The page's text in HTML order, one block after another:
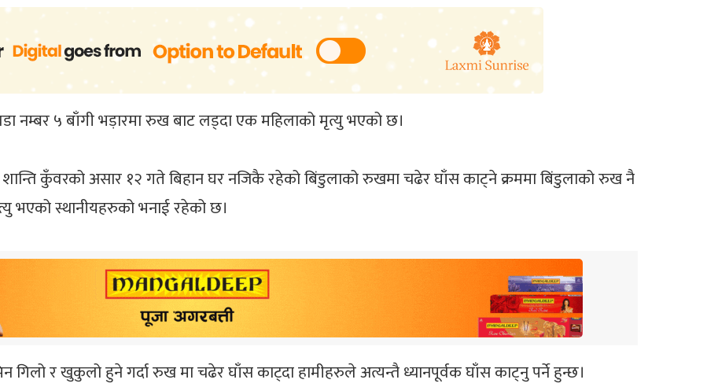
नम्बर ५ बाँगी भड़ारमा रुख बाट लड्दा एक महिलाको मृत्यु भएको छ।
शान्ति कुँवरको असार १२ गते बिहान घर नजिकै रहेको बिंडुलाको रुखमा चढेर घाँस काट्ने क्रममा बिंडुलाको रुख नै
भएको स्थानीयहरुको भनाई रहेको छ।
गिलो र खुकुलो हुने गर्दा रुख मा चढेर घाँस काट्दा हामीहरुले अत्यन्तै ध्यानपूर्वक घाँस काट्नु पर्ने हुन्छ।